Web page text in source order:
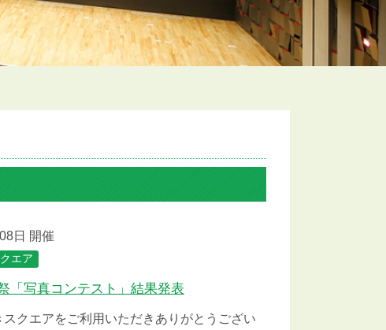
日 開催
エア
「写真コンテスト」結果発表
エアをご利用いただきありがとうござい